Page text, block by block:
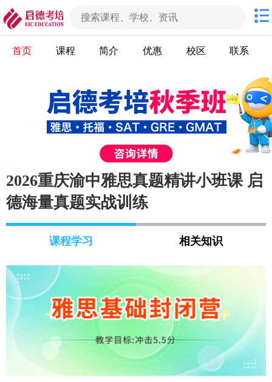
首页 课程 简介 优惠 校区 联系
2026重庆渝中雅思真题精讲小班课 启
德海量真题实战训练
课程学习 相关知识